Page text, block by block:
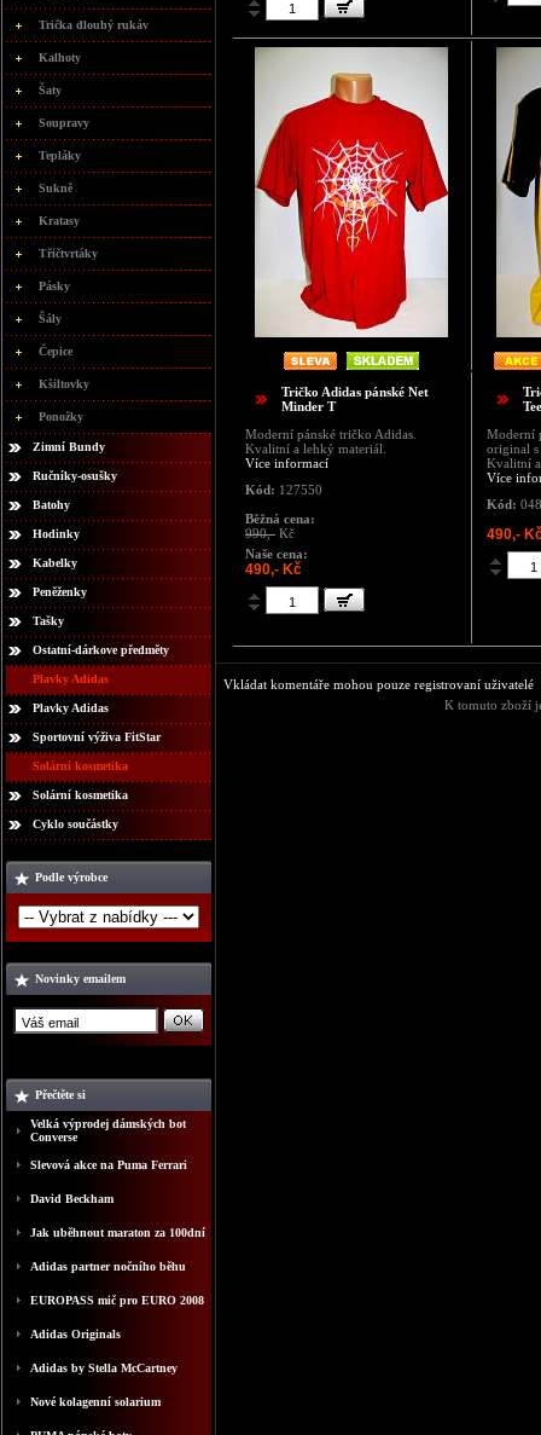
Trička dlouhý rukáv
Kalhoty
Šaty
Soupravy
Tepláky
Sukně
Kratasy
Třičtvrtáky
Pásky
Šály
Čepice
Kšiltovky
Ponožky
Zimní Bundy
Ručníky-osušky
Batohy
Hodinky
Kabelky
Peněženky
Tašky
Ostatní-dárkove předměty
Plavky Adidas
Plavky Adidas
Sportovní výživa FitStar
Solární kosmetika
Solární kosmetika
Cyklo součástky
Podle výrobce
Novinky emailem
Přečtěte si
Velká výprodej dámských bot
Converse
Slevová akce na Puma Ferrari
David Beckham
Jak uběhnout maraton za 100dní
Adidas partner nočního běhu
EUROPASS mič pro EURO 2008
Adidas Originals
Adidas by Stella McCartney
Nové kolagenní solarium
Tričko Adidas pánské Net
Minder T
Moderní pánské tričko Adidas.
Kvalitní a lehký materiál.
Více informací
Kód: 127550
Běžná cena:
990,- Kč
Naše cena:
490,- Kč
Moderní
original s
Kvalitní
Více
Kód:
490,-
Vkládat komentáře mohou pouze registrovaní uživatelé
K tomuto zboží